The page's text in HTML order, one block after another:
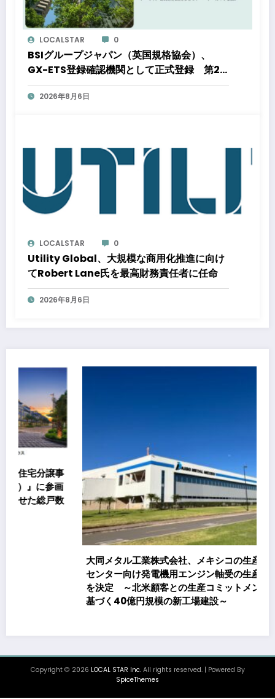
LOCALSTAR 0
BSIグループジャパン（英国規格協会）、
GX-ETS登録確認機関として正式登録 第2
フェーズ開始で制度対応が義務化、企業の対
応はどう変わるのか？ 法的拘束力をもつ
2026年8月6日
LOCALSTAR 0
Utility Global、大規模な商用化推進に向け
てRobert Lane氏を最高財務責任者に任命
2026年8月6日
大同メタル工業株式会社、メキシコの生産拠点でデータ
センター向け発電機用エンジン軸受の生産能力増強投資
を決定 ～北米顧客との生産コミットメント契約締結に
基づく40億円規模の新工場建設～
Copyright © 2026 LOCAL STAR Inc.All rights reserved. | Powered By
SpiceThemes